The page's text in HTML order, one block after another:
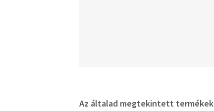
Az általad megtekintett termékek